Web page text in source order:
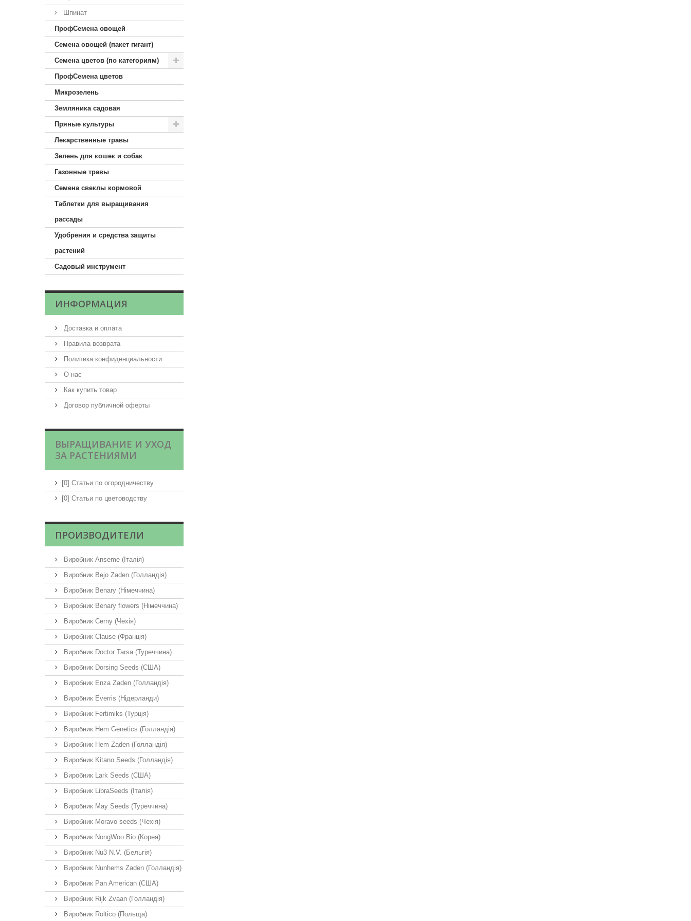
Шпинат
ПрофСемена овощей
Семена овощей (пакет гигант)
Семена цветов (по категориям)
ПрофСемена цветов
Микрозелень
Земляника садовая
Пряные культуры
Лекарственные травы
Зелень для кошек и собак
Газонные травы
Семена свеклы кормовой
Таблетки для выращивания
рассады
Удобрения и средства защиты
растений
Садовый инструмент
ИНФОРМАЦИЯ
Доставка и оплата
Правила возврата
Политика конфиденциальности
О нас
Как купить товар
Договор публичной оферты
ВЫРАЩИВАНИЕ И УХОД
ЗА РАСТЕНИЯМИ
[0] Статьи по огородничеству
[0] Статьи по цветоводству
ПРОИЗВОДИТЕЛИ
Виробник Anseme (Італія)
Виробник Bejo Zaden (Голландія)
Виробник Benary (Німеччина)
Виробник Benary flowers (Німеччина)
Виробник Cerny (Чехія)
Виробник Clause (Франція)
Виробник Doctor Tarsa (Туреччина)
Виробник Dorsing Seeds (США)
Виробник Enza Zaden (Голландія)
Виробник Everris (Нідерланди)
Виробник Fertimiks (Турція)
Виробник Hem Genetics (Голландія)
Виробник Hem Zaden (Голландія)
Виробник Kitano Seeds (Голландія)
Виробник Lark Seeds (США)
Виробник LibraSeeds (Італія)
Виробник May Seeds (Туреччина)
Виробник Moravo seeds (Чехія)
Виробник NongWoo Bio (Корея)
Виробник Nu3 N.V. (Бельгія)
Виробник Nunhems Zaden (Голландія)
Виробник Pan American (США)
Виробник Rijk Zvaan (Голландія)
Виробник Roltico (Польща)